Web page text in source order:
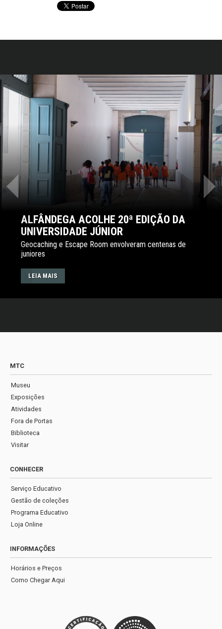
ALFÂNDEGA ACOLHE 20ª EDIÇÃO DA
UNIVERSIDADE JÚNIOR
Geocaching e Escape Room envolveram centenas de
juniores
LEIA MAIS
MTC
Museu
Exposições
Atividades
Fora de Portas
Biblioteca
Visitar
CONHECER
Serviço Educativo
Gestão de coleções
Programa Educativo
Loja Online
INFORMAÇÕES
Horários e Preços
Como Chegar Aqui